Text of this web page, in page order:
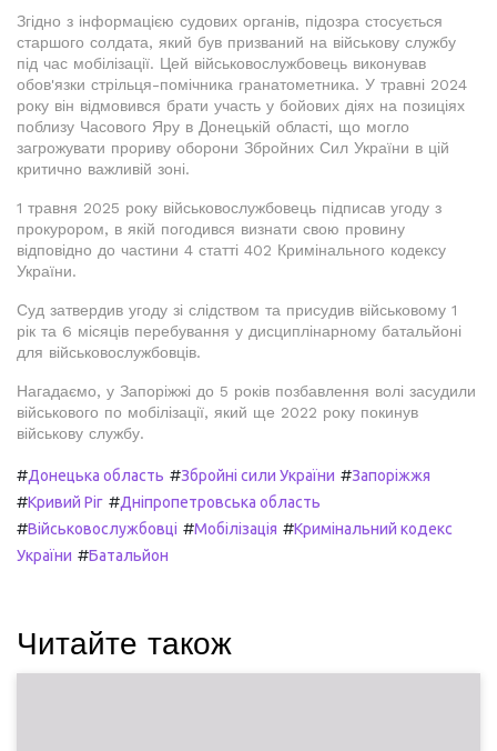
Згідно з інформацією судових органів, підозра стосується
старшого солдата, який був призваний на військову службу
під час мобілізації. Цей військовослужбовець виконував
обов'язки стрільця-помічника гранатометника. У травні 2024
року він відмовився брати участь у бойових діях на позиціях
поблизу Часового Яру в Донецькій області, що могло
загрожувати прориву оборони Збройних Сил України в цій
критично важливій зоні.
1 травня 2025 року військовослужбовець підписав угоду з
прокурором, в якій погодився визнати свою провину
відповідно до частини 4 статті 402 Кримінального кодексу
України.
Суд затвердив угоду зі слідством та присудив військовому 1
рік та 6 місяців перебування у дисциплінарному батальйоні
для військовослужбовців.
Нагадаємо, у Запоріжжі до 5 років позбавлення волі засудили
військового по мобілізації, який ще 2022 року покинув
військову службу.
#Донецька область #Збройні сили України #Запоріжжя
#Кривий Ріг #Дніпропетровська область
#Військовослужбовці #Мобілізація #Кримінальний кодекс
України #Батальйон
Читайте також